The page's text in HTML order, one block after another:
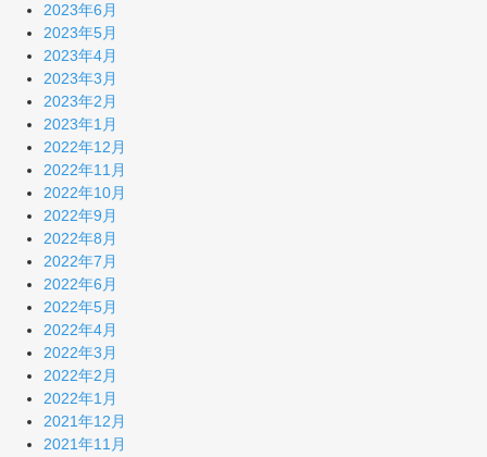
2023年6月
2023年5月
2023年4月
2023年3月
2023年2月
2023年1月
2022年12月
2022年11月
2022年10月
2022年9月
2022年8月
2022年7月
2022年6月
2022年5月
2022年4月
2022年3月
2022年2月
2022年1月
2021年12月
2021年11月